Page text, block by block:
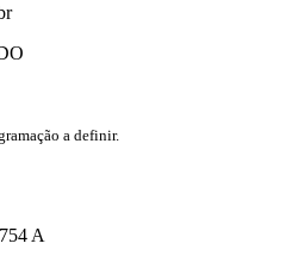
a definir.
A